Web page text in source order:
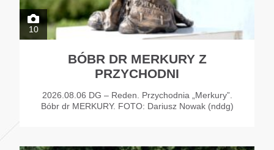
10
BÓBR DR MERKURY Z
PRZYCHODNI
2026.08.06 DG – Reden. Przychodnia „Merkury”.
Bóbr dr MERKURY. FOTO: Dariusz Nowak (nddg)